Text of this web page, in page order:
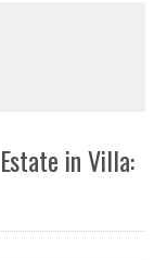
in Villa: